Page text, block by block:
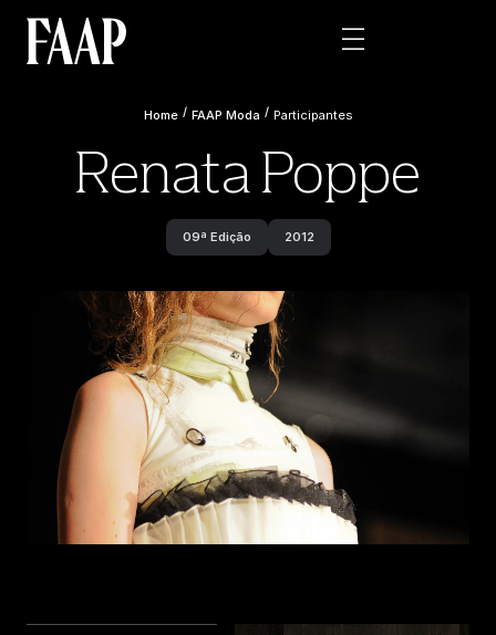
Home / FAAP Moda / Participantes
Renata Poppe
09ª Edição 2012